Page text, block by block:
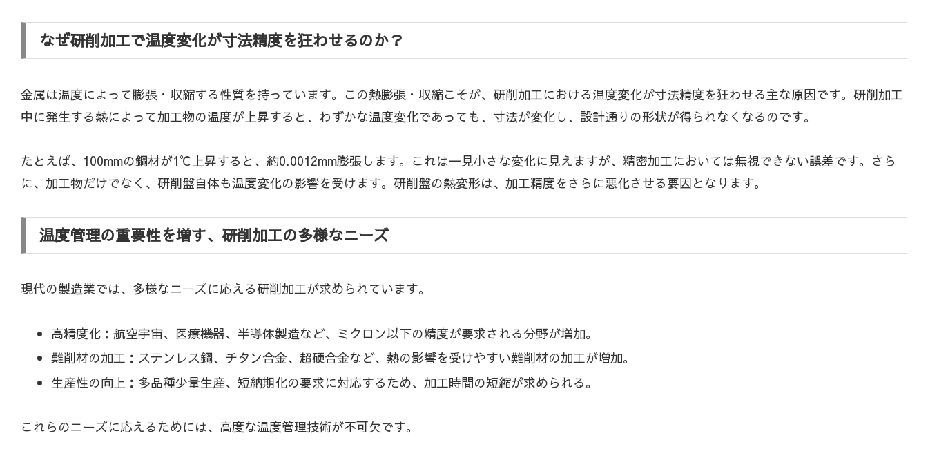
なぜ研削加工で温度変化が寸法精度を狂わせるのか？
金属は温度によって膨張・収縮する性質を持っています。この熱膨張・収縮こそが、研削加工における温度変化が寸法精度を狂わせる主な原因です。研削加工
中に発生する熱によって加工物の温度が上昇すると、わずかな温度変化であっても、寸法が変化し、設計通りの形状が得られなくなるのです。
たとえば、100mmの鋼材が1℃上昇すると、約0.0012mm膨張します。これは一見小さな変化に見えますが、精密加工においては無視できない誤差です。さら
に、加工物だけでなく、研削盤自体も温度変化の影響を受けます。研削盤の熱変形は、加工精度をさらに悪化させる要因となります。
温度管理の重要性を増す、研削加工の多様なニーズ
現代の製造業では、多様なニーズに応える研削加工が求められています。
高精度化：航空宇宙、医療機器、半導体製造など、ミクロン以下の精度が要求される分野が増加。
難削材の加工：ステンレス鋼、チタン合金、超硬合金など、熱の影響を受けやすい難削材の加工が増加。
生産性の向上：多品種少量生産、短納期化の要求に対応するため、加工時間の短縮が求められる。
これらのニーズに応えるためには、高度な温度管理技術が不可欠です。